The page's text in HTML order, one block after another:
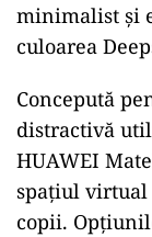
minimalist și
culoarea
Concepută
distractivă
HUAWEI
spațiul virtual
copii.